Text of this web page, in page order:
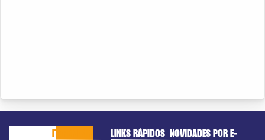
ITAPEMIRIM LINKS RÁPIDOS NOVIDADES POR E-